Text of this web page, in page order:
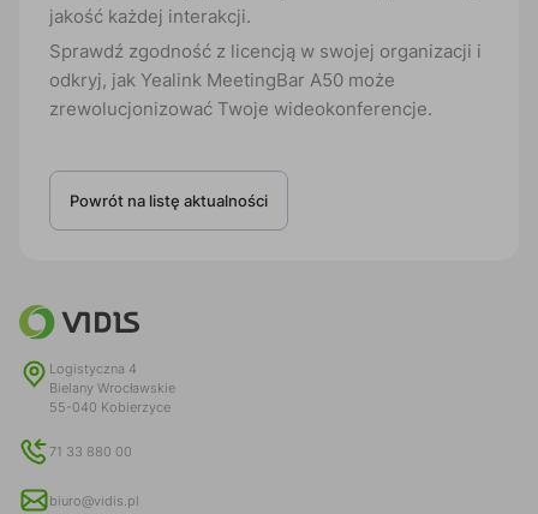
jakość każdej interakcji.
Sprawdź zgodność z licencją w swojej organizacji i
odkryj, jak Yealink MeetingBar A50 może
zrewolucjonizować Twoje wideokonferencje.
Powrót na listę aktualności
Logistyczna 4
Bielany Wrocławskie
55-040 Kobierzyce
71 33 880 00
biuro@vidis.pl